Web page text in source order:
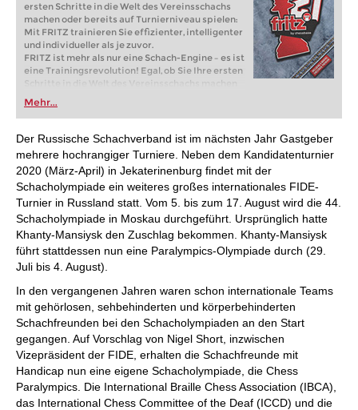
ersten Schritte in die Welt des Vereinsschachs
machen oder bereits auf Turnierniveau spielen:
Mit FRITZ trainieren Sie effizienter, intelligenter
und individueller als je zuvor.
FRITZ ist mehr als nur eine Schach-Engine – es ist
eine Trainingsrevolution! Egal, ob Sie Ihre ersten
Schritte in die Welt des Vereinsschachs machen
oder bereits auf Turnierniveau spielen: Mit
FRITZ trainieren Sie effizienter, intelligenter und
individueller als je zuvor.
Mehr...
Der Russische Schachverband ist im nächsten Jahr Gastgeber
mehrere hochrangiger Turniere. Neben dem Kandidatenturnier
2020 (März-April) in Jekaterinenburg findet mit der
Schacholympiade ein weiteres großes internationales FIDE-
Turnier in Russland statt. Vom 5. bis zum 17. August wird die 44.
Schacholympiade in Moskau durchgeführt. Ursprünglich hatte
Khanty-Mansiysk den Zuschlag bekommen. Khanty-Mansiysk
führt stattdessen nun eine Paralympics-Olympiade durch (29.
Juli bis 4. August).
In den vergangenen Jahren waren schon internationale Teams
mit gehörlosen, sehbehinderten und körperbehinderten
Schachfreunden bei den Schacholympiaden an den Start
gegangen. Auf Vorschlag von Nigel Short, inzwischen
Vizepräsident der FIDE, erhalten die Schachfreunde mit
Handicap nun eine eigene Schacholympiade, die Chess
Paralympics. Die International Braille Chess Association (IBCA),
das International Chess Committee of the Deaf (ICCD) und die